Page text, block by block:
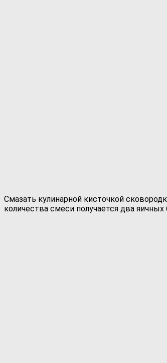
Смазать кулинарной кисточкой
количества смеси получается два яичных